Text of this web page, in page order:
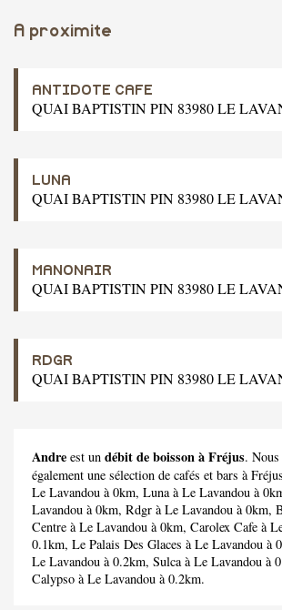
A proximite
ANTIDOTE CAFE
QUAI BAPTISTIN PIN 83980 LE
LUNA
QUAI BAPTISTIN PIN 83980 LE
MANONAIR
QUAI BAPTISTIN PIN 83980 LE
RDGR
QUAI BAPTISTIN PIN 83980 LE
Andre est un débit de boisson à Fréjus.
également une sélection de cafés et bars à
Le Lavandou à 0km, Lunaà Le Lavandou à
Lavandou à 0km, Rdgr à Le Lavandou à 0km,
Centre à Le Lavandou à 0km, Carolex Cafe à
0.1km, Le Palais Des Glaces à Le Lavandou à
Le Lavandou à 0.2km, Sulcaà Le Lavandou à
Calypso à Le Lavandou à 0.2km.